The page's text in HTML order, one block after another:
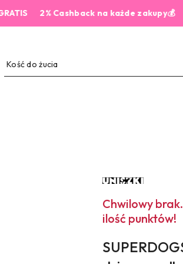
2% Cashback na każde zakupy💰
NAZWA
PRODUCENTA:
Chwilowy
ilość punktów!